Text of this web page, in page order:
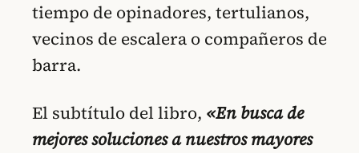
tiempo de opinadores, tertulianos,
vecinos de escalera o compañeros de
barra.
El subtítulo del libro, «En busca de
mejores soluciones a nuestros mayores